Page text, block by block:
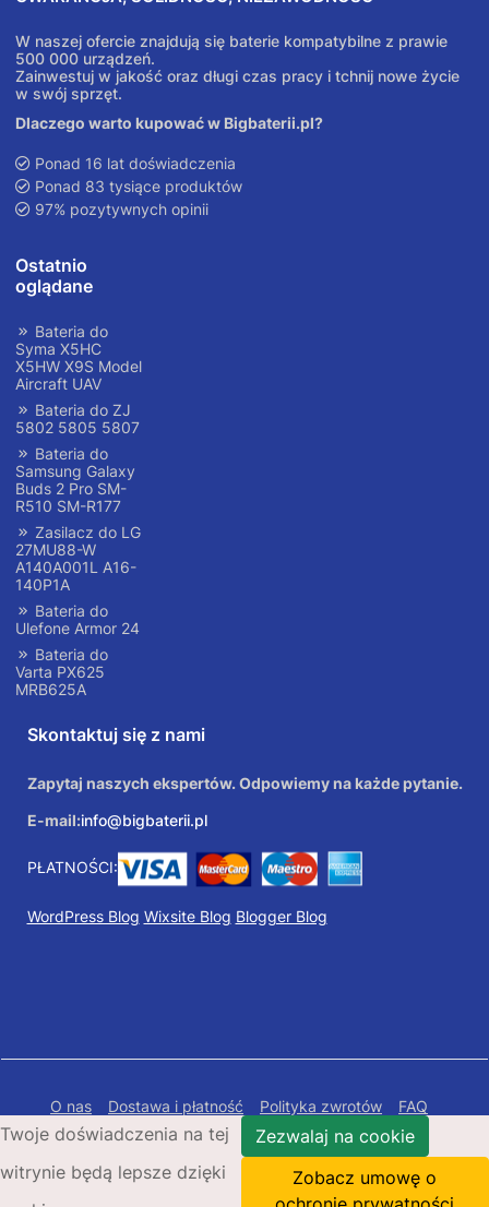
W naszej ofercie znajdują się baterie kompatybilne z prawie
500 000 urządzeń.
Zainwestuj w jakość oraz długi czas pracy i tchnij nowe życie
w swój sprzęt.
Dlaczego warto kupować w Bigbaterii.pl?
Ponad 16 lat doświadczenia
Ponad 83 tysiące produktów
97% pozytywnych opinii
Ostatnio
oglądane
Bateria do
Syma X5HC
X5HW X9S Model
Aircraft UAV
Bateria do ZJ
5802 5805 5807
Bateria do
Samsung Galaxy
Buds 2 Pro SM-
R510 SM-R177
Zasilacz do LG
27MU88-W
A140A001L A16-
140P1A
Bateria do
Ulefone Armor 24
Bateria do
Varta PX625
MRB625A
Skontaktuj się z nami
Zapytaj naszych ekspertów. Odpowiemy na każde pytanie.
E-mail:info@bigbaterii.pl
PŁATNOŚCI:
WordPress Blog Wixsite Blog Blogger Blog
O nas Dostawa i płatność Polityka zwrotów
FAQ
Polityka prywatności
Mapa Strony
Copyright © 2026 Bigbaterii.pl. Wszelkie prawa
zastrzeżone.
Twoje doświadczenia na tej
witrynie będą lepsze dzięki
Zezwalaj na cookie
Zobacz umowę o